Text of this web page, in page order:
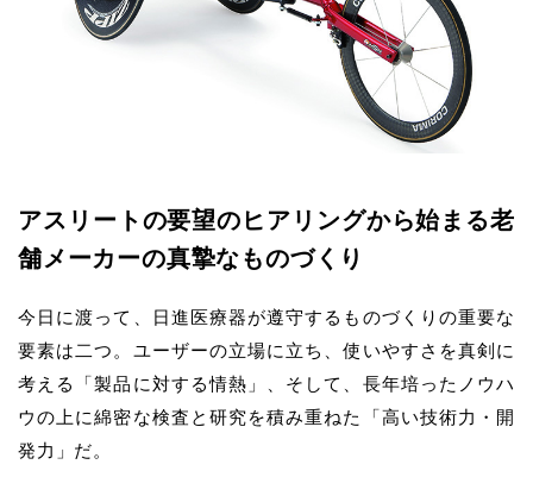
アスリートの要望のヒアリングから始まる老
舗メーカーの真摯なものづくり
今日に渡って、日進医療器が遵守するものづくりの重要な
要素は二つ。ユーザーの立場に立ち、使いやすさを真剣に
考える「製品に対する情熱」、そして、長年培ったノウハ
ウの上に綿密な検査と研究を積み重ねた「高い技術力・開
発力」だ。